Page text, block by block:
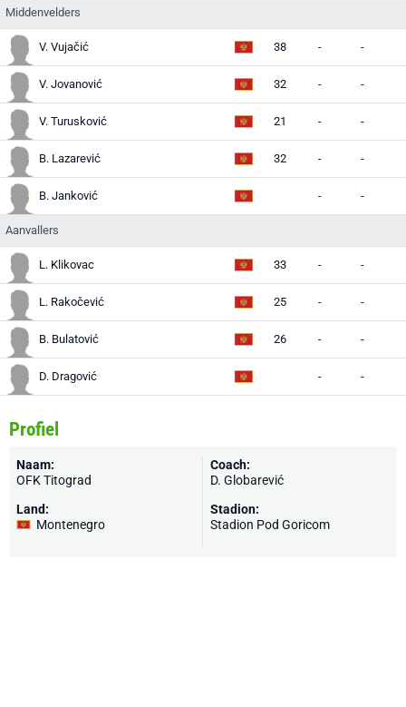
Middenvelders
V. Vujačić 38 - -
V. Jovanović 32 - -
V. Turusković 21 - -
B. Lazarević 32 - -
B. Janković - -
Aanvallers
L. Klikovac 33 - -
L. Rakočević 25 - -
B. Bulatović 26 - -
D. Dragović - -
Profiel
Naam:
OFK Titograd
Land:
Montenegro
Coach:
D. Globarević
Stadion:
Stadion Pod Goricom